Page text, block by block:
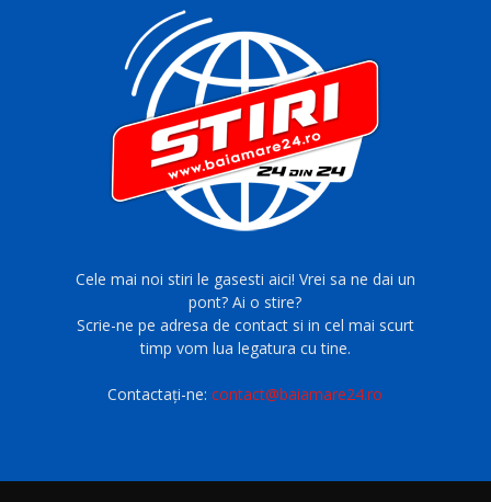
Cele mai noi stiri le gasesti aici! Vrei sa ne dai un
pont? Ai o stire?
Scrie-ne pe adresa de contact si in cel mai scurt
timp vom lua legatura cu tine.
Contactați-ne:contact@baiamare24.ro